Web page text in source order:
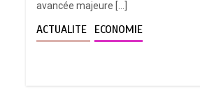
avancée majeure […]
ACTUALITE ECONOMIE